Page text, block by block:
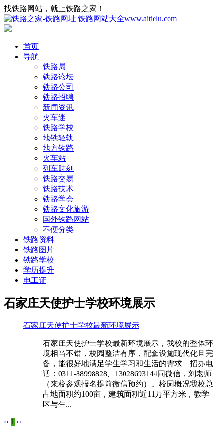
找铁路网站，就上铁路之家！
首页
导航
铁路局
铁路论坛
铁路公司
铁路招聘
新闻资讯
火车迷
铁路学校
地铁轻轨
地方铁路
火车站
列车时刻
铁路交易
铁路技术
铁路学会
铁路文化旅游
国外铁路网站
不便分类
铁路资料
铁路图片
铁路学校
学历提升
电工证
石家庄天使护士学校环境展示
石家庄天使护士学校最新环境展示
石家庄天使护士学校最新环境展示，我校的整体环
境相当不错，校园整洁有序，配套设施现代化且完
备，能很好地满足学生学习和生活的需求，招办电
话：0311-88998828、13028693144同微信，刘老师
（来校参观报名提前微信预约）。校园概况我校总
占地面积约100亩，建筑面积近11万平方米，教学
区与生...
‹‹ 1 ››